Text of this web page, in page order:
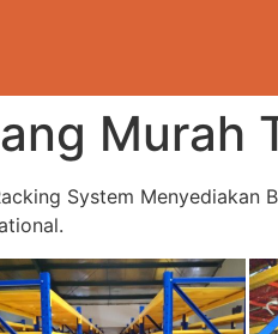
Murah
System